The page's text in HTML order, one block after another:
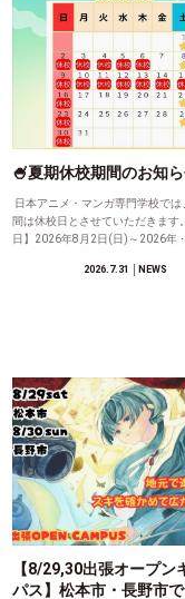
🍧夏期休校期間のお知
日本アニメ・マンガ専門学校では
間は休校日とさせていただきます
日】2026年8月2日(日)～2026年 ･
2026.7.31 │NEWS
【8/29,30出張オープン
パス】松本市・長野市